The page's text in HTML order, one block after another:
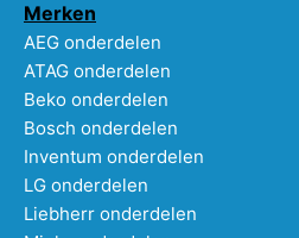
Merken
AEG onderdelen
ATAG onderdelen
Beko onderdelen
Bosch onderdelen
Inventum onderdelen
LG onderdelen
Liebherr onderdelen